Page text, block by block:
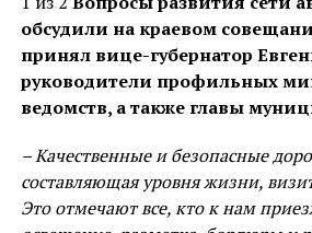
обсудили на краевом
принял вице-губернатор
руководители профильных
ведомств, а также главы
– Качественные и безопасные
составляющая уровня жизни,
Это отмечают все, кто к нам